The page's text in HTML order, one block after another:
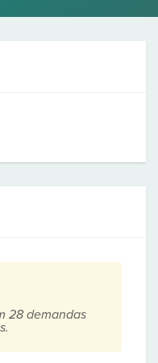
28 demandas